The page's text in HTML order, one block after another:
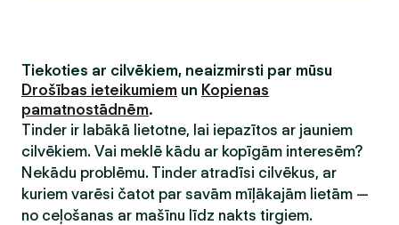
Tiekoties ar cilvēkiem, neaizmirsti par mūsu
Drošības ieteikumiem un Kopienas
pamatnostādnēm.
Tinder ir labākā lietotne, lai iepazītos ar jauniem
cilvēkiem. Vai meklē kādu ar kopīgām interesēm?
Nekādu problēmu. Tinder atradīsi cilvēkus, ar
kuriem varēsi čatot par savām mīļākajām lietām —
no ceļošanas ar mašīnu līdz nakts tirgiem.